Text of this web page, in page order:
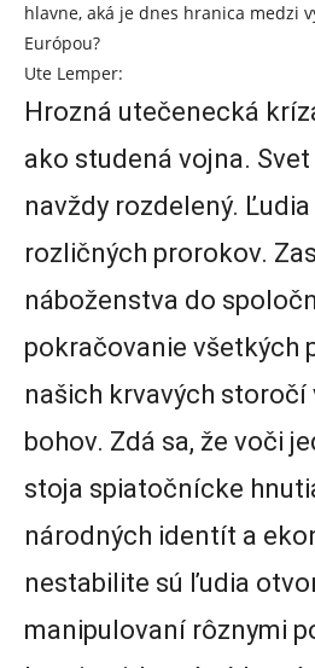
hlavne, aká je dnes hranica medzi
Európou?
Ute Lemper:
Hrozná utečenecká
ako studená vojna. Svet
navždy rozdelený.
rozličných prorokov.
náboženstva do
pokračovanie všetkých
našich krvavých storočí
bohov. Zdá sa, že voči
stoja spiatočnícke
národných identít a
nestabilite sú ľudia
manipulovaní rôznymi